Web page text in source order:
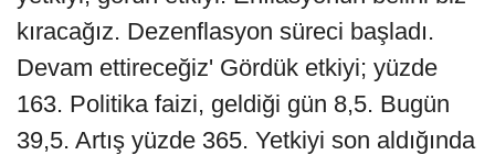
kıracağız. Dezenflasyon süreci başladı.
Devam ettireceğiz' Gördük etkiyi; yüzde
163. Politika faizi, geldiği gün 8,5. Bugün
39,5. Artış yüzde 365. Yetkiyi son aldığında